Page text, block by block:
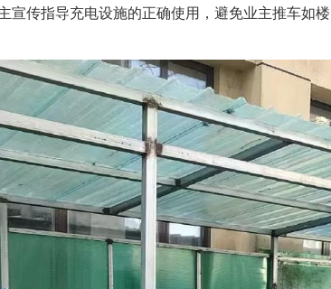
宣传指导充电设施的正确使用，避免业主推车如